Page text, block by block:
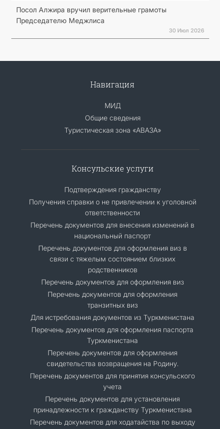
Посол Алжира вручил верительные грамоты
Председателю Меджлиса
30 Июл 2026
Навигация
МИД
Общие сведения
Туристическая зона «АВАЗА»
Консульские услуги
Подтверждения гражданству
Получения справки о не привлечении к уголовной
ответственности
Перечень документов для внесения изменений в
национальный паспорт
Перечень документов для оформления виз в
связи с тяжелым состоянием близких
родственников
Перечень документов для оформления виз
Перечень документов для оформления
транзитных виз
Для истребования документов из Туркменистана
Перечень документов для оформления паспорта
Туркменистана
Перечень документов для оформления
свидетельства возвращения на Родину.
Перечень документов для принятия консульского
учета
Перечень документов для установления
принадлежности к гражданству Туркменистана
Перечень документов для ходатайства по выходу